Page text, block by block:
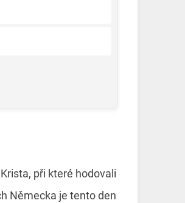
při které hodovali
Německa je tento den